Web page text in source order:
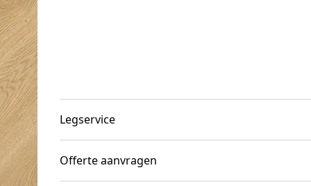
Legservice
Offerte aanvragen